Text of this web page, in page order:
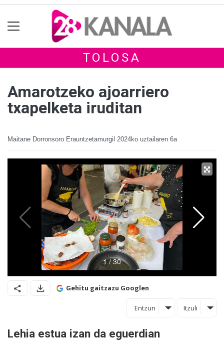
TOLOSA
Amarotzeko ajoarriero
txapelketa iruditan
Maitane Dorronsoro Erauntzetamurgil 2024ko uztailaren 6a
Gehitu gaitzazu Googlen
Entzun Itzuli
Lehia estua izan da eguerdian